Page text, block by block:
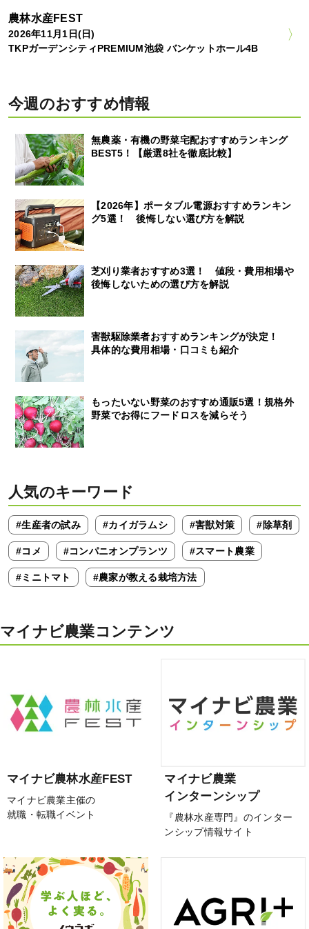
農林水産FEST
2026年11月1日(日)
TKPガーデンシティPREMIUM池袋 バンケットホール4B
今週のおすすめ情報
無農薬・有機の野菜宅配おすすめランキング
BEST5！【厳選8社を徹底比較】
【2026年】ポータブル電源おすすめランキン
グ5選！ 後悔しない選び方を解説
芝刈り業者おすすめ3選！ 値段・費用相場や
後悔しないための選び方を解説
害獣駆除業者おすすめランキングが決定！
具体的な費用相場・口コミも紹介
もったいない野菜のおすすめ通販5選！規格外
野菜でお得にフードロスを減らそう
人気のキーワード
#生産者の試み #カイガラムシ #害獣対策 #除草剤
#コメ #コンパニオンプランツ #スマート農業
#ミニトマト #農家が教える栽培方法
マイナビ農業コンテンツ
マイナビ農林水産FEST
マイナビ農業主催の
就職・転職イベント
マイナビ農業
インターンシップ
『農林水産専門』のインター
ンシップ情報サイト